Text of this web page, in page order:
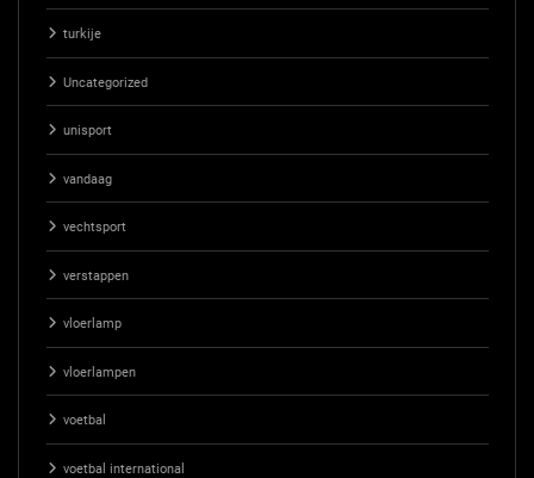
turkije
Uncategorized
unisport
vandaag
vechtsport
verstappen
vloerlamp
vloerlampen
voetbal
voetbal international